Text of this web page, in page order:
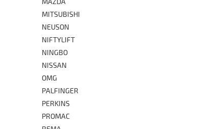
MITSUBISHI
NEUSON
NIFTYLIFT
NINGBO
NISSAN
OMG
PALFINGER
PERKINS
PROMAC